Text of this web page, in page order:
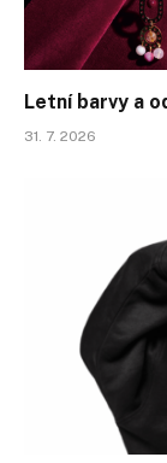
Letní barvy a
31. 7. 2026